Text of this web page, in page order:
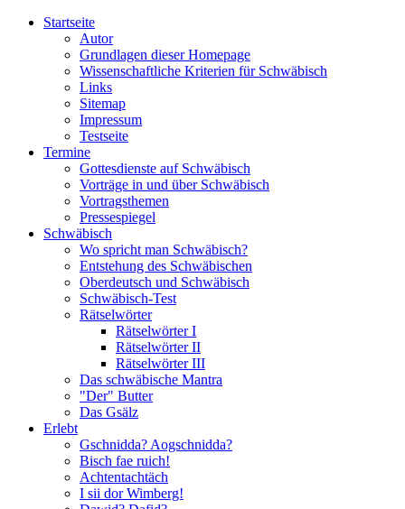
Startseite
Autor
Grundlagen dieser Homepage
Wissenschaftliche Kriterien für Schwäbisch
Links
Sitemap
Impressum
Testseite
Termine
Gottesdienste auf Schwäbisch
Vorträge in und über Schwäbisch
Vortragsthemen
Pressespiegel
Schwäbisch
Wo spricht man Schwäbisch?
Entstehung des Schwäbischen
Oberdeutsch und Schwäbisch
Schwäbisch-Test
Rätselwörter
Rätselwörter I
Rätselwörter II
Rätselwörter III
Das schwäbische Mantra
"Der" Butter
Das Gsälz
Erlebt
Gschnidda? Aogschnidda?
Bisch fae ruich!
Achtentachtäch
I sii dor Wimberg!